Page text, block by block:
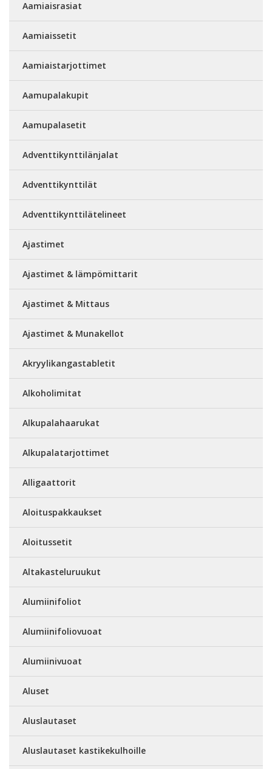
Aamiaisrasiat
Aamiaissetit
Aamiaistarjottimet
Aamupalakupit
Aamupalasetit
Adventtikynttilänjalat
Adventtikynttilät
Adventtikynttilätelineet
Ajastimet
Ajastimet & lämpömittarit
Ajastimet & Mittaus
Ajastimet & Munakellot
Akryylikangastabletit
Alkoholimitat
Alkupalahaarukat
Alkupalatarjottimet
Alligaattorit
Aloituspakkaukset
Aloitussetit
Altakasteluruukut
Alumiinifoliot
Alumiinifoliovuoat
Alumiinivuoat
Aluset
Aluslautaset
Aluslautaset kastikekulhoille